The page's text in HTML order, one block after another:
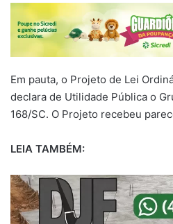
Em pauta, o Projeto de Lei
declara de Utilidade Pública o
168/SC. O Projeto recebeu
LEIA TAMBÉM: